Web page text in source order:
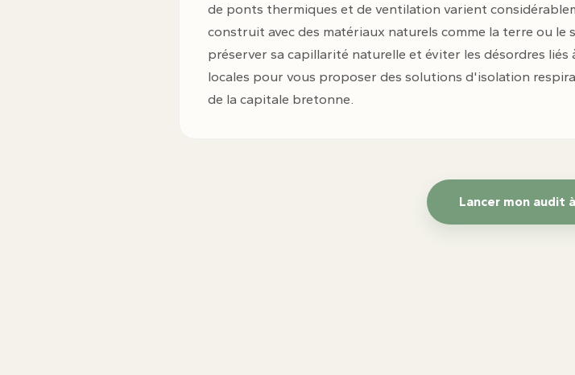
de ponts thermiques et de ventilation varient
construit avec des matériaux naturels comme la terre ou
préserver sa capillarité naturelle et éviter les désordres
locales pour vous proposer des solutions d'isolation
de la capitale bretonne.
Lancer mon audit